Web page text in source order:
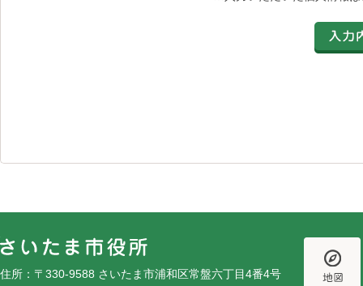
住所：〒330-9588 さいたま市浦和区常盤六丁目4番4号